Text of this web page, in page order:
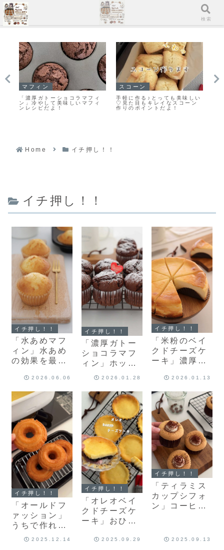
マフィン
「濃厚ガトーショコラマフィ
ン」冷やして美味しいマフィ
ンレシピだよ！
スコーン
手軽に作る♪とっても美味しい
♡見た目もキレイなスコーン
作りのポイントだよ！
Home イチ押し！！
イチ押し！！
イチ押し！！
「水あめマフ
ィン」水あめ
の効果を最大
押しマフィン
レシピを2つ
紹介！
2026.06.06
イチ押し！！
「濃厚ガトー
ショコラマフ
ィン」ホット
で作るリッチ
なマフィンレ
シピだよ！
2026.01.28
イチ押し！！
「米粉のベイ
クドチーズケ
ーキ」濃厚な
のあるベイク
ドチーズケー
キのレシピだ
よ！
2026.01.13
イチ押し！！
「オールドフ
ァッション」
うちで作れる
カリカリしっ
2025.12.14
イチ押し！！
「オレオベイ
クドチーズケ
ーキ」おひと
イクドチーズ
2025.09.29
イチ押し！！
「ティラミス
カップシフォ
ン」コーヒー
ミス風クリー
2025.09.13
メニュー 検索